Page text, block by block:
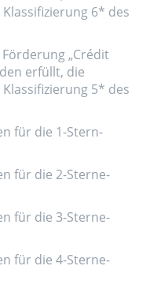
6* des
„Crédit
erfüllt, die
5* des
für die 1-Stern-
für die 2-Sterne-
für die 3-Sterne-
für die 4-Sterne-